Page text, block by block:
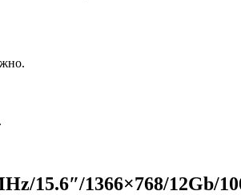
15.6″/1366×768/